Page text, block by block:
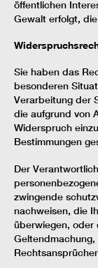
öffentlichen
Gewalt erfolgt,
Sie haben das
besonderen
Verarbeitung der
die aufgrund von
Widerspruch
Bestimmungen
Der
zwingende
nachweisen, die
überwiegen, oder